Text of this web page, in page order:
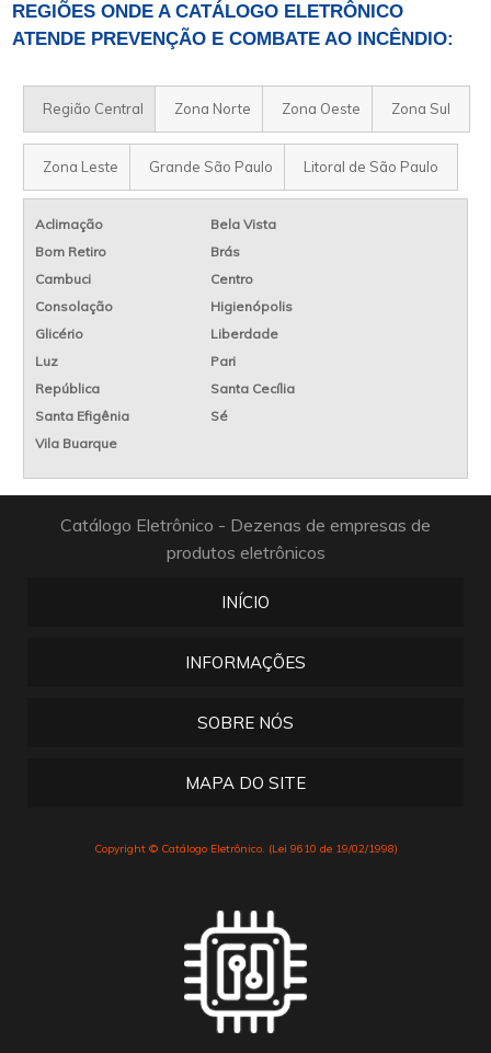
REGIÕES ONDE A CATÁLOGO ELETRÔNICO
ATENDE PREVENÇÃO E COMBATE AO INCÊNDIO:
Região Central Zona Norte Zona Oeste Zona Sul
Zona Leste Grande São Paulo Litoral de São Paulo
Aclimação
Bela Vista
Bom Retiro
Brás
Cambuci
Centro
Consolação
Higienópolis
Glicério
Liberdade
Luz
Pari
República
Santa Cecília
Santa Efigênia
Sé
Vila Buarque
Catálogo Eletrônico - Dezenas de empresas de
produtos eletrônicos
INÍCIO
INFORMAÇÕES
SOBRE NÓS
MAPA DO SITE
Copyright © Catálogo Eletrônico. (Lei 9610 de 19/02/1998)